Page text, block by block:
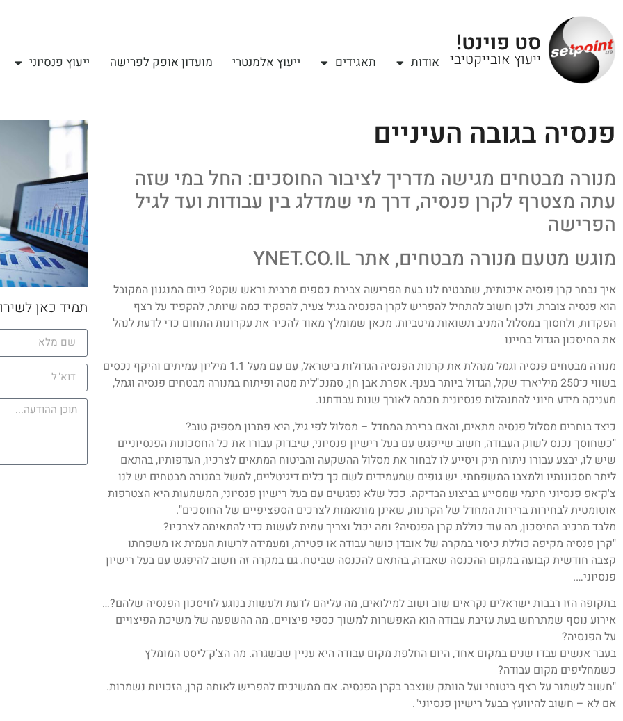
סט פוינט!
ייעוץ אובייקטיבי אודות תאגידים ייעוץ אלמנטרי מועדון אופק לפרישה ייעוץ פנסיוני
פנסיה בגובה העיניים
מנורה מבטחים מגישה מדריך לציבור החוסכים: החל במי שזה
עתה מצטרף לקרן פנסיה, דרך מי שמדלג בין עבודות ועד לגיל
הפרישה
מוגש מטעם מנורה מבטחים, אתר YNET.CO.IL
איך נבחר קרן פנסיה איכותית, שתבטיח לנו בעת הפרישה צבירת כספים מרבית וראש שקט? כיום המנגנון המקובל
הוא פנסיה צוברת, ולכן חשוב להתחיל להפריש לקרן הפנסיה בגיל צעיר, להפקיד כמה שיותר, להקפיד על רצף
הפקדות, ולחסוך במסלול המניב תשואות מיטביות. מכאן שמומלץ מאוד להכיר את עקרונות התחום כדי לדעת לנהל
את החיסכון הגדול בחיינו
מנורה מבטחים פנסיה וגמל מנהלת את קרנות הפנסיה הגדולות בישראל, עם עם מעל 1.1 מיליון עמיתים והיקף נכסים
בשווי כ־250 מיליארד שקל, הגדול ביותר בענף. אפרת אבן חן, סמנכ"לית מטה ופיתוח במנורה מבטחים פנסיה וגמל,
מעניקה מידע חיוני להתנהלות פנסיונית חכמה לאורך שנות עבודתנו.
כיצד בוחרים מסלול פנסיה מתאים, והאם ברירת המחדל – מסלול לפי גיל, היא פתרון מספיק טוב?
"כשחוסך נכנס לשוק העבודה, חשוב שייפגש עם בעל רישיון פנסיוני, שיבדוק עבורו את כל החסכונות הפנסיוניים
שיש לו, יבצע עבורו ניתוח תיק ויסייע לו לבחור את מסלול ההשקעה והביטוח המתאים לצרכיו, העדפותיו, בהתאם
ליתר חסכונותיו ולמצבו המשפחתי. יש גופים שמעמידים לשם כך כלים דיגיטליים, למשל במנורה מבטחים יש לנו
צ'ק־אפ פנסיוני חינמי שמסייע בביצוע הבדיקה. ככל שלא נפגשים עם בעל רישיון פנסיוני, המשמעות היא הצטרפות
אוטומטית לבחירות ברירות המחדל של הקרנות, שאינן מותאמות לצרכים הספציפיים של החוסכים".
מלבד מרכיב החיסכון, מה עוד כוללת קרן הפנסיה? ומה יכול וצריך עמית לעשות כדי להתאימה לצרכיו?
"קרן פנסיה מקיפה כוללת כיסוי במקרה של אובדן כושר עבודה או פטירה, ומעמידה לרשות העמית או משפחתו
קצבה חודשית קבועה במקום ההכנסה שאבדה, בהתאם להכנסה שביטח. גם במקרה זה חשוב להיפגש עם בעל רישיון
פנסיוני….
בתקופה הזו רבבות ישראלים נקראים שוב ושוב למילואים, מה עליהם לדעת ולעשות בנוגע לחיסכון הפנסיה שלהם?…
אירוע נוסף שמתרחש בעת עזיבת עבודה הוא האפשרות למשוך כספי פיצויים. מה ההשפעה של משיכת הפיצויים
על הפנסיה?
בעבר אנשים עבדו שנים במקום אחד, היום החלפת מקום עבודה היא עניין שבשגרה. מה הצ'ק־ליסט המומלץ
כשמחליפים מקום עבודה?
"חשוב לשמור על רצף ביטוחי ועל הוותק שנצבר בקרן הפנסיה. אם ממשיכים להפריש לאותה קרן, הזכויות נשמרות.
אם לא – חשוב להיוועץ בבעל רישיון פנסיוני".
תמיד כאן